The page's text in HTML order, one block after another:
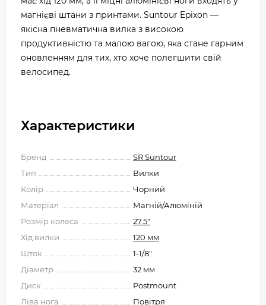
магнієві штани з принтами. Suntour Epixon —
якісна пневматична вилка з високою
продуктивністю та малою вагою, яка стане гарним
оновленням для тих, хто хоче полегшити свій
велосипед.
Характеристики
Бренд
SR Suntour
Тип
Вилки
Колір
Чорний
Матеріал
Магній/Алюміній
Розмір колеса
27.5"
Хід вилки
120 мм
Шток
1-1/8"
Діаметр
32 мм
Диск
Postmount
Ліва нога
Повітря